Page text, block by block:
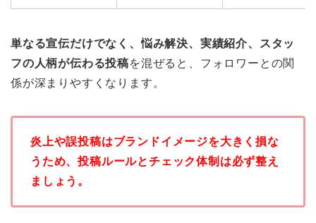
単なる宣伝だけでなく、悩み解決、実績紹介、スタッ
フの人柄が伝わる投稿を混ぜると、フォロワーとの関
係が深まりやすくなります。
炎上や誤投稿はブランドイメージを大きく損な
うため、投稿ルールとチェック体制は必ず整え
ましょう。